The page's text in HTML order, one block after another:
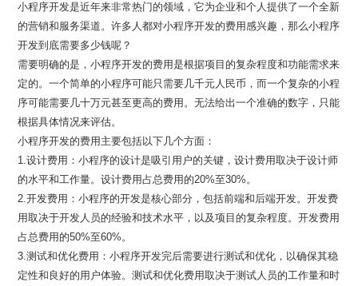
小程序开发是近年来非常热门的领域，它为企业和个人提供了一个全新
的营销和服务渠道。许多人都对小程序开发的费用感兴趣，那么小程序
开发到底需要多少钱呢？
需要明确的是，小程序开发的费用是根据项目的复杂程度和功能需求来
定的。一个简单的小程序可能只需要几千元人民币，而一个复杂的小程
序可能需要几十万元甚至更高的费用。无法给出一个准确的数字，只能
根据具体情况来评估。
小程序开发的费用主要包括以下几个方面：
1.设计费用：小程序的设计是吸引用户的关键，设计费用取决于设计师
的水平和工作量。设计费用占总费用的20%至30%。
2.开发费用：小程序的开发是核心部分，包括前端和后端开发。开发费
用取决于开发人员的经验和技术水平，以及项目的复杂程度。开发费用
占总费用的50%至60%。
3.测试和优化费用：小程序开发完后需要进行测试和优化，以确保其稳
定性和良好的用户体验。测试和优化费用取决于测试人员的工作量和时